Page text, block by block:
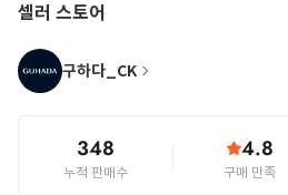
셀러 스토어
구하다_CK
348
누적 판매수
4.8
구매 만족